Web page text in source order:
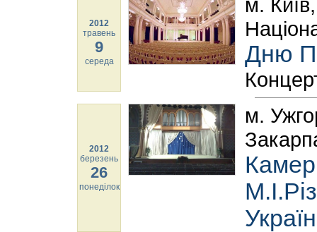
2012
травень
9
середа Дню
2012
березень
26
понеділок
м.